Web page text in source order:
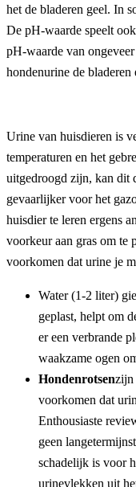
het de bladeren geel. In
De pH-waarde speelt
pH-waarde van
hondenurine de
Urine van huisdieren is
temperaturen en het
uitgedroogd zijn, kan dit
gevaarlijker voor het
huisdier te leren ergens
voorkeur aan gras om te
voorkomen dat urine je
Water (1-2 liter)
geplast, helpt om
er een verbrande
waakzame ogen
Hondenrotsenzijn
voorkomen dat
Enthousiaste
geen
schadelijk is voor
urinevlekken uit